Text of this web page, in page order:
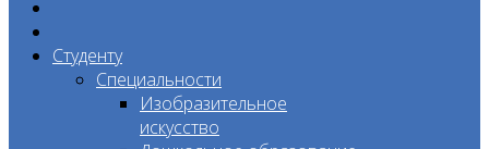
Студенту
Специальности
Изобразительное
искусство